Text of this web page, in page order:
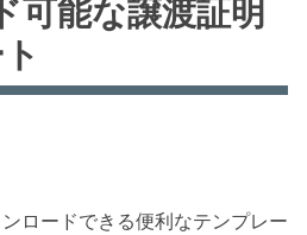
可能な譲渡証明
ロードできる便利なテンプレー